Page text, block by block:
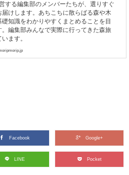
宗総本山である金剛峯寺（和歌山県伊都郡高
あまりに有名なこの聖地に、奥の院（...
まち鳥取県智頭町で森の魅力を味わ
ら知っておきたい日本の木材をご紹介するシリ
回は、日本の木材の中でも特に耐久性...
する編集部のメンバーたちが、選りすぐ
届けします。あちこちに散らばる森や木
礎知識をわかりやすくまとめることを目
。編集部みんなで実際に行ってきた森旅
ます。
Facebook Google+
LINE Pocket